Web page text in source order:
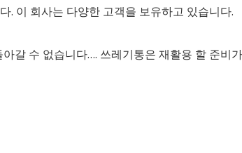
. 이 회사는 다양한 고객을 보유하고 있습니다.
갈 수 없습니다…. 쓰레기통은 재활용 할 준비